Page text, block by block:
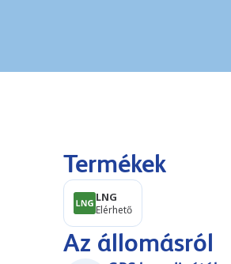
Termékek
LNG
Elérhető
Az állomásról